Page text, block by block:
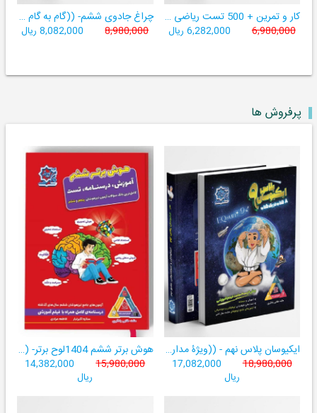
کار و تمرین + 500 تست ریاضی چهارم
6,980,000 6,282,000 ریال
چراغ جادوی ششم- ((گام به گام ششم لوح برتر- 9 کتاب در یک کتاب))
8,980,000 8,082,000 ریال
پرفروش ها
ایکیوسان پلاس نهم - ((ویژۀ مدارس نمونه دولتی، تیزهوشان و سمپاد+ فیلم‌های آموزشی+سامانۀ آزمون‌ساز رایگان))
18,980,000
17,082,000
ریال
هوش برتر ششم 1404لوح برتر- ((ویژۀ آزمون تیزهوشان پایۀ ششم+ فیلم آموزشی + سامانۀ آزمون‌ساز رایگان))
15,980,000
14,382,000
ریال